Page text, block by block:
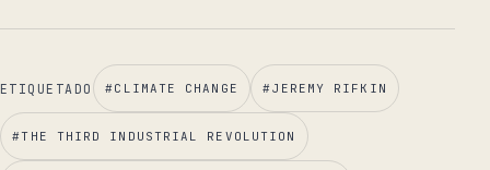
ETIQUETADO #CLIMATE CHANGE #JEREMY RIFKIN
#THE THIRD INDUSTRIAL REVOLUTION